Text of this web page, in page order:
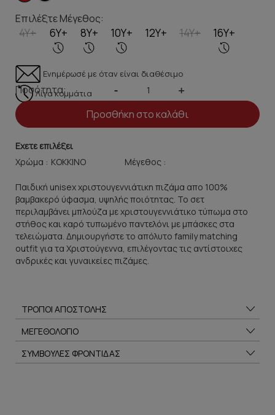
Επιλέξτε Μέγεθος:
4Y+ 6Y+ 8Y+ 10Y+ 12Y+ 14Y+ 16Y+
Ενημέρωσέ με όταν είναι διαθέσιμο
Λίγα κομμάτια
Ποσότητα: - +
Προσθήκη στο καλάθι
Εχετε επιλέξει
Χρώμα :
Μέγεθος :
Παιδική unisex χριστουγεννιάτικη πιζάμα απο 100%
βαμβακερό ύφασμα, υψηλής ποιότητας. Το σετ
περιλαμβάνει μπλούζα με χριστουγεννιάτικο τύπωμα στο
στήθος και καρό τυπωμένο παντελόνι με μπάσκες στα
τελειώματα. Δημιουργήστε το απόλυτο family matching
outfit για τα Χριστούγεννα, επιλέγοντας τις αντίστοιχες
ανδρικές και γυναικείες πιζάμες.
ΤΡΟΠΟΙ ΑΠΟΣΤΟΛΗΣ
ΜΕΓΕΘΟΛΟΓΙΟ
ΣΥΜΒΟΥΛΕΣ ΦΡΟΝΤΙΔΑΣ